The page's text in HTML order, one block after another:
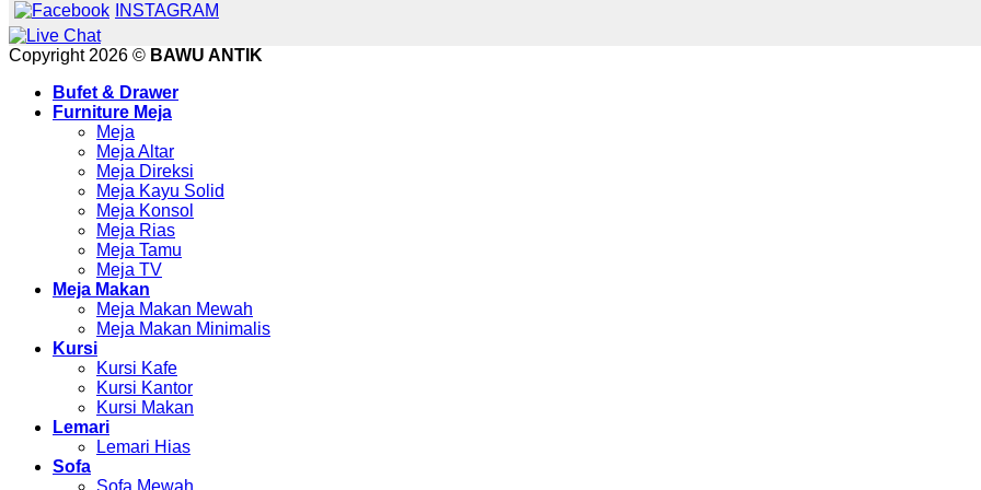
INSTAGRAM
Copyright 2026 © BAWU ANTIK
Bufet & Drawer
Furniture Meja
Meja
Meja Altar
Meja Direksi
Meja Kayu Solid
Meja Konsol
Meja Rias
Meja Tamu
Meja TV
Meja Makan
Meja Makan Mewah
Meja Makan Minimalis
Kursi
Kursi Kafe
Kursi Kantor
Kursi Makan
Lemari
Lemari Hias
Sofa
Sofa Mewah